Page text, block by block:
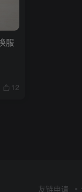
服
12
友链申请